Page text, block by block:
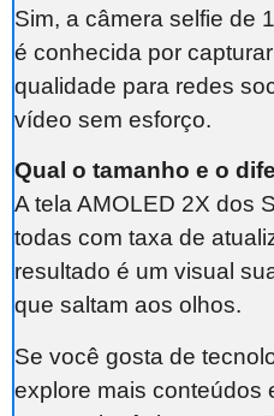
Sim, a câmera selfie de
é conhecida por
qualidade para redes
vídeo sem esforço.
Qual o tamanho e o
A tela AMOLED 2X dos
todas com taxa de
resultado é um visual
que saltam aos olhos.
Se você gosta de
explore mais conteúdos